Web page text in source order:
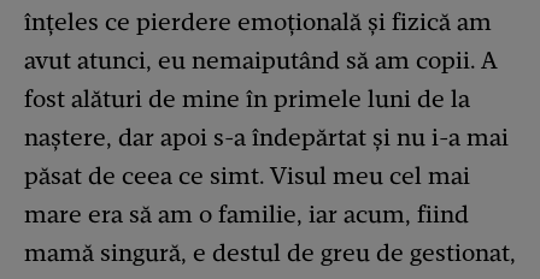
înțeles ce pierdere emoțională și fizică am
avut atunci, eu nemaiputând să am copii. A
fost alături de mine în primele luni de la
naștere, dar apoi s-a îndepărtat și nu i-a mai
păsat de ceea ce simt. Visul meu cel mai
mare era să am o familie, iar acum, fiind
mamă singură, e destul de greu de gestionat,